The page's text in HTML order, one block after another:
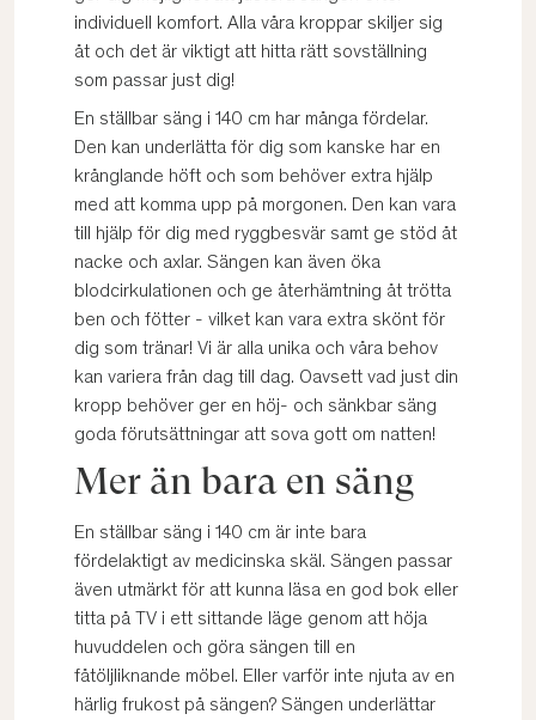
individuell komfort. Alla våra kroppar skiljer sig
åt och det är viktigt att hitta rätt sovställning
som passar just dig!
En ställbar säng i 140 cm har många fördelar.
Den kan underlätta för dig som kanske har en
krånglande höft och som behöver extra hjälp
med att komma upp på morgonen. Den kan vara
till hjälp för dig med ryggbesvär samt ge stöd åt
nacke och axlar. Sängen kan även öka
blodcirkulationen och ge återhämtning åt trötta
ben och fötter - vilket kan vara extra skönt för
dig som tränar! Vi är alla unika och våra behov
kan variera från dag till dag. Oavsett vad just din
kropp behöver ger en höj- och sänkbar säng
goda förutsättningar att sova gott om natten!
Mer än bara en säng
En ställbar säng i 140 cm är inte bara
fördelaktigt av medicinska skäl. Sängen passar
även utmärkt för att kunna läsa en god bok eller
titta på TV i ett sittande läge genom att höja
huvuddelen och göra sängen till en
fåtöljliknande möbel. Eller varför inte njuta av en
härlig frukost på sängen? Sängen underlättar